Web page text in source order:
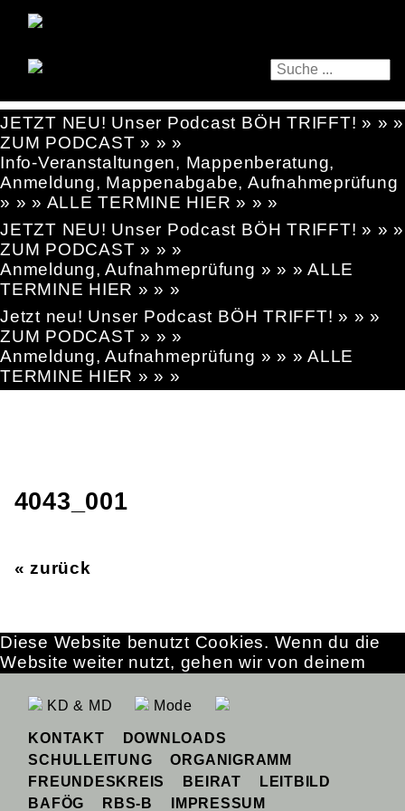
JETZT NEU! Unser Podcast BÖH TRIFFT! » » »
ZUM PODCAST » » »
Info-Veranstaltungen, Mappenberatung,
Anmeldung, Mappenabgabe, Aufnahmeprüfung
» » » ALLE TERMINE HIER » » »
JETZT NEU! Unser Podcast BÖH TRIFFT! » » »
ZUM PODCAST » » »
Anmeldung, Aufnahmeprüfung » » » ALLE
TERMINE HIER » » »
Jetzt neu! Unser Podcast BÖH TRIFFT! » » »
ZUM PODCAST » » »
Anmeldung, Aufnahmeprüfung » » » ALLE
TERMINE HIER » » »
4043_001
« zurück
KD & MD Mode
KONTAKT
DOWNLOADS
SCHULLEITUNG
ORGANIGRAMM
FREUNDESKREIS
BEIRAT
LEITBILD
BAFÖG
RBS-B IMPRESSUM
Diese Website benutzt Cookies. Wenn du die
Website weiter nutzt, gehen wir von deinem